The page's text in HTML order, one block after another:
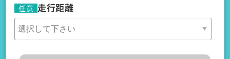
任意 走行距離